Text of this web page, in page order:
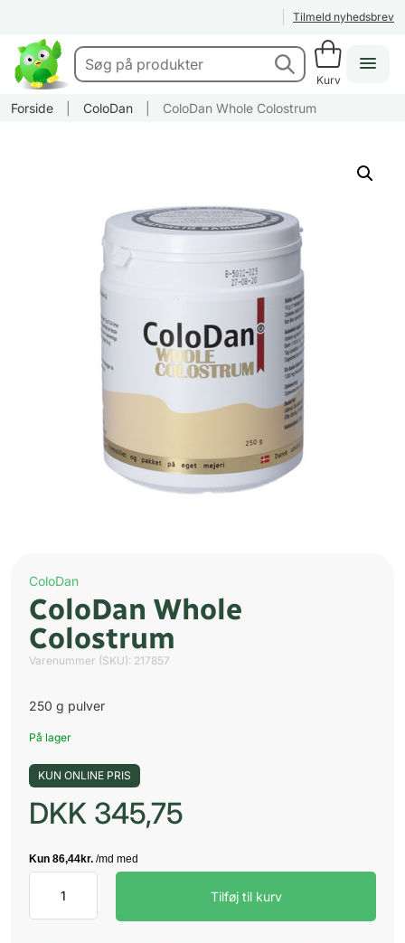
Tilmeld nyhedsbrev
Kurv
Forside ColoDan ColoDan Whole Colostrum
ColoDan
ColoDan Whole
Colostrum
Varenummer (SKU): 217857
250 g pulver
På lager
KUN ONLINE PRIS
DKK 345,75
Whole
Colostrum
Tilføj til kurv